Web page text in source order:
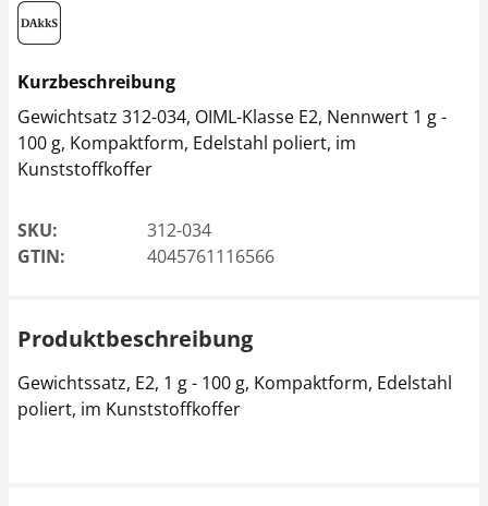
Kurzbeschreibung
Gewichtsatz 312-034, OIML-Klasse E2, Nennwert 1 g -
100 g, Kompaktform, Edelstahl poliert, im
Kunststoffkoffer
SKU:
312-034
GTIN:
4045761116566
Produktbeschreibung
Gewichtssatz, E2, 1 g - 100 g, Kompaktform, Edelstahl
poliert, im Kunststoffkoffer